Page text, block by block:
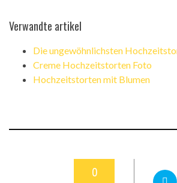
Verwandte artikel
Die ungewöhnlichsten
Creme Hochzeitstorten Foto
Hochzeitstorten mit Blumen
0